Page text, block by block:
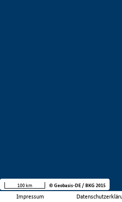
Impressum
100 km © Geobasis-DE / BKG 2015